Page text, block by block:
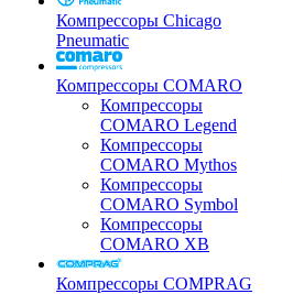
Компрессоры Chicago
Pneumatic
Компрессоры COMARO
Компрессоры
COMARO Legend
Компрессоры
COMARO Mythos
Компрессоры
COMARO Symbol
Компрессоры
COMARO XB
Компрессоры COMPRAG